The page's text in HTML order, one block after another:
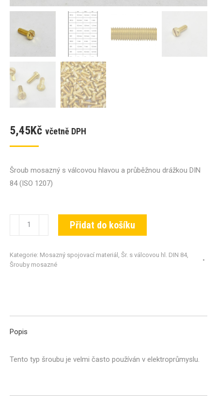
5,45Kč včetně DPH
Šroub mosazný s válcovou hlavou a průběžnou drážkou DIN
84 (ISO 1207)
Šroub
DIN
MS-
Přidat do košíku
Kategorie: Mosazný spojovací materiál Šr. s válcovou hl. DIN 84,
Šrouby mosazné
Popis
Tento typ šroubu je velmi často používán v elektroprůmyslu.